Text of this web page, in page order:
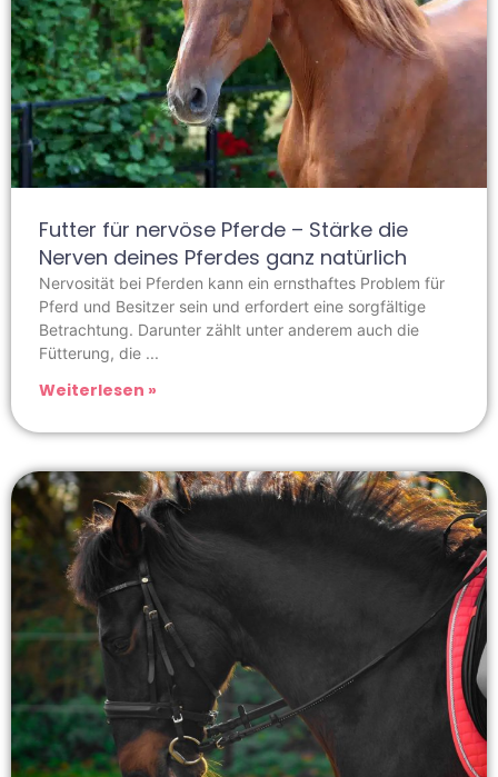
Futter für nervöse Pferde – Stärke die
Nerven deines Pferdes ganz natürlich
Nervosität bei Pferden kann ein ernsthaftes Problem für
Pferd und Besitzer sein und erfordert eine sorgfältige
Betrachtung. Darunter zählt unter anderem auch die
Fütterung, die
Weiterlesen »